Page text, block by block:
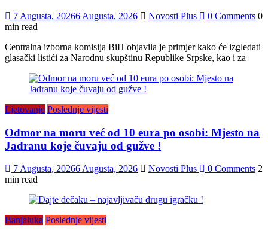
7 Augusta, 20266 Augusta, 2026 Novosti Plus 0 Comments 0
min read
Centralna izborna komisija BiH objavila je primjer kako će izgledati
glasački listići za Narodnu skupštinu Republike Srpske, kao i za
Ljetovanje Poslednje vijesti
Odmor na moru već od 10 eura po osobi: Mjesto na
Jadranu koje čuvaju od gužve !
7 Augusta, 20266 Augusta, 2026 Novosti Plus 0 Comments 2
min read
Banjaluka Poslednje vijesti